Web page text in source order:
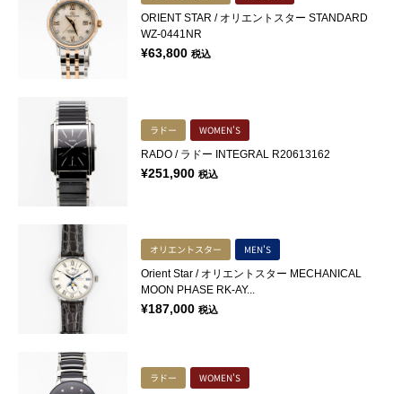
ORIENT STAR / オリエントスター STANDARD
WZ-0441NR
¥63,800 税込
ラドー WOMEN'S
RADO / ラドー INTEGRAL R20613162
¥251,900 税込
オリエントスター MEN'S
Orient Star / オリエントスター MECHANICAL
MOON PHASE RK-AY...
¥187,000 税込
ラドー WOMEN'S